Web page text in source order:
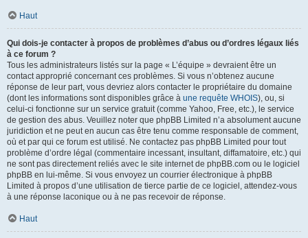
Haut
Qui dois-je contacter à propos de problèmes d’abus ou d’ordres légaux liés
à ce forum ?
Tous les administrateurs listés sur la page « L’équipe » devraient être un
contact approprié concernant ces problèmes. Si vous n’obtenez aucune
réponse de leur part, vous devriez alors contacter le propriétaire du domaine
(dont les informations sont disponibles grâce à une requête WHOIS), ou, si
celui-ci fonctionne sur un service gratuit (comme Yahoo, Free, etc.), le service
de gestion des abus. Veuillez noter que phpBB Limited n’a absolument aucune
juridiction et ne peut en aucun cas être tenu comme responsable de comment,
où et par qui ce forum est utilisé. Ne contactez pas phpBB Limited pour tout
problème d’ordre légal (commentaire incessant, insultant, diffamatoire, etc.) qui
ne sont pas directement reliés avec le site internet de phpBB.com ou le logiciel
phpBB en lui-même. Si vous envoyez un courrier électronique à phpBB
Limited à propos d’une utilisation de tierce partie de ce logiciel, attendez-vous
à une réponse laconique ou à ne pas recevoir de réponse.
Haut